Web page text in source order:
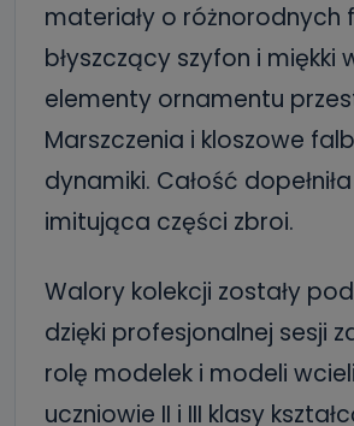
materiały o różnorodnych
błyszczący szyfon i miękki
elementy ornamentu
Marszczenia i kloszowe
dynamiki. Całość
imitująca części zbroi.
Walory kolekcji zostały
dzięki profesjonalnej sesji
rolę modelek i modeli
uczniowie II i III klasy